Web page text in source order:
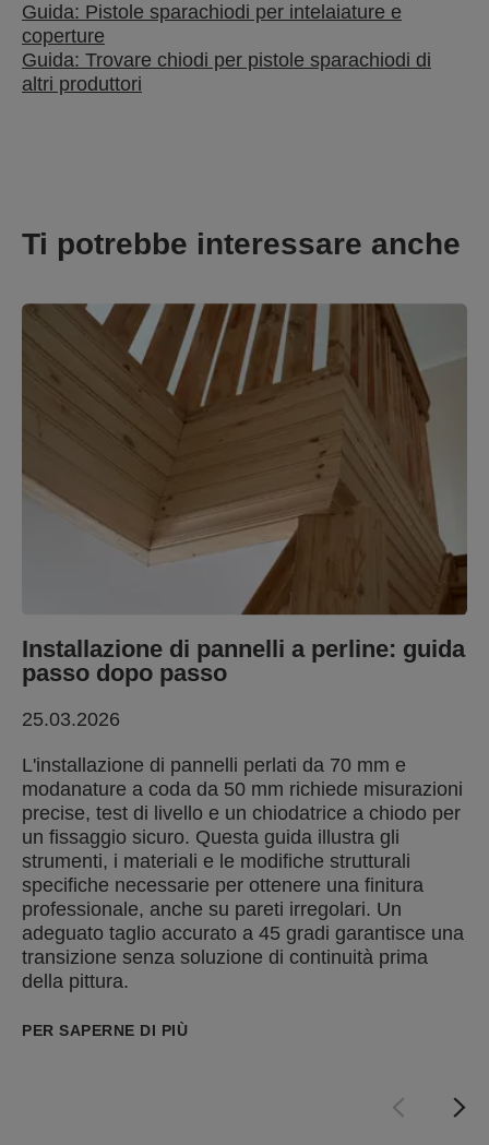
Guida: Pistole sparachiodi per intelaiature e
coperture
Guida: Trovare chiodi per pistole sparachiodi di
altri produttori
Ti potrebbe interessare anche
Installazione di pannelli a perline: guida
passo dopo passo
25.03.2026
L'installazione di pannelli perlati da 70 mm e
modanature a coda da 50 mm richiede misurazioni
precise, test di livello e un chiodatrice a chiodo per
un fissaggio sicuro. Questa guida illustra gli
strumenti, i materiali e le modifiche strutturali
specifiche necessarie per ottenere una finitura
professionale, anche su pareti irregolari. Un
adeguato taglio accurato a 45 gradi garantisce una
transizione senza soluzione di continuità prima
della pittura.
PER SAPERNE DI PIÙ